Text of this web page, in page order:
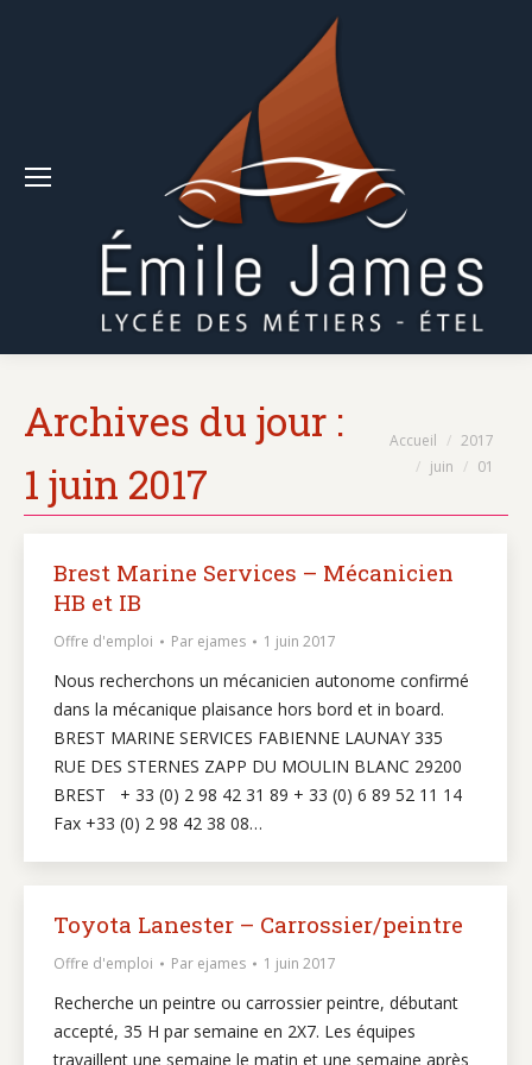
Archives du jour :
1 juin 2017
Vous êtes ici :
Accueil
2017
juin
01
Brest Marine Services – Mécanicien
HB et IB
Offre d'emploi Par ejames 1 juin 2017
Nous recherchons un mécanicien autonome confirmé
dans la mécanique plaisance hors bord et in board.
BREST MARINE SERVICES FABIENNE LAUNAY 335
RUE DES STERNES ZAPP DU MOULIN BLANC 29200
BREST + 33 (0) 2 98 42 31 89 + 33 (0) 6 89 52 11 14
Fax +33 (0) 2 98 42 38 08…
Toyota Lanester – Carrossier/peintre
Offre d'emploi Par ejames 1 juin 2017
Recherche un peintre ou carrossier peintre, débutant
accepté, 35 H par semaine en 2X7. Les équipes
travaillent une semaine le matin et une semaine après